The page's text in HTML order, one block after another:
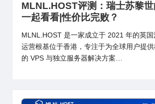
MLNL.HOST评测：瑞士苏黎
一起看看|性价比完败？
MLNL.HOST 是一家成立于 2021 年的英国
运营根基位于香港，专注于为全球用户提
的 VPS 与独立服务器解决方案…